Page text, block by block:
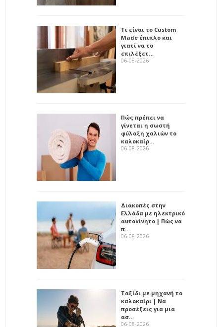
Τι είναι το Custom
Made έπιπλο και
γιατί να το
επιλέξετ…
06-08-2026
Πώς πρέπει να
γίνεται η σωστή
φύλαξη χαλιών το
καλοκαίρ…
06-08-2026
Διακοπές στην
Ελλάδα με ηλεκτρικό
αυτοκίνητο | Πώς να
π…
06-08-2026
Ταξίδι με μηχανή το
καλοκαίρι | Να
προσέξεις για μια
ασ…
06-08-2026